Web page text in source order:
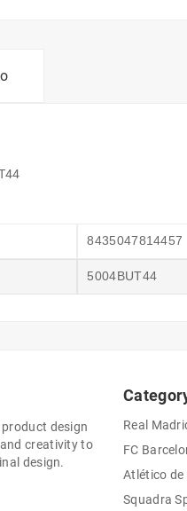
8435047814457
5004BUT44
design
creativity to
design.
Real
FC
Atlético de
Squadra